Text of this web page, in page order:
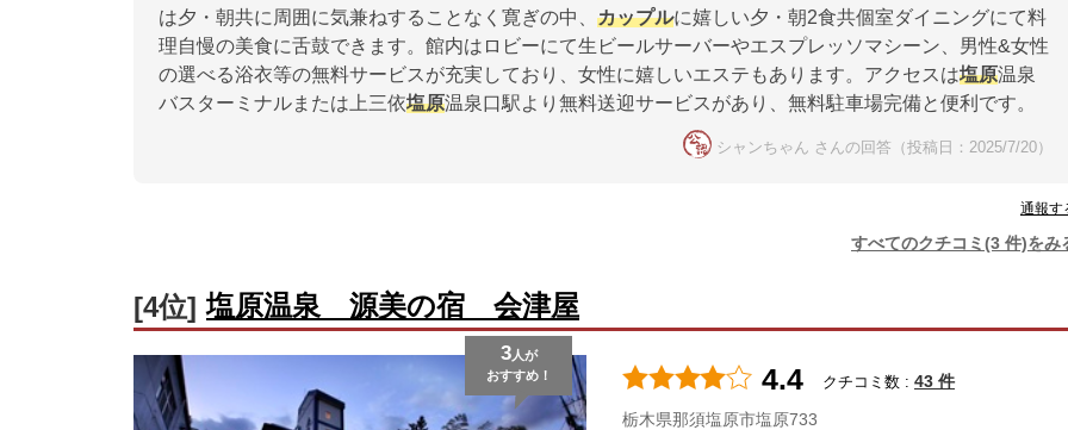
は夕・朝共に周囲に気兼ねすることなく寛ぎの中、 カップルに嬉しい夕・朝2食共個室ダイニングにて料
理自慢の美食に舌鼓できます。館内はロビーにて生ビールサーバーやエスプレッソマシーン、男性&女性
の選べる浴衣等の無料サービスが充実しており、女性に嬉しいエステもあります。アクセスは塩原温泉
バスターミナルまたは上三依塩原温泉口駅より無料送迎サービスがあり、無料駐車場完備と便利です。
シャンちゃん さんの回答（投稿日：2025/7/20）
通報す
すべてのクチコミ(3 件)をみ
[4位] 塩原温泉 源美の宿 会津屋
3人が
おすすめ！
4.4 クチコミ数 : 43 件
栃木県那須塩原市塩原733